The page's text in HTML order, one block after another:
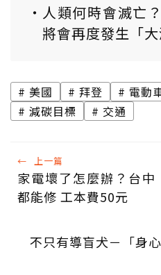
人類何時會滅亡
將會再度發生「大
美國 拜登 電動
減碳目標
交通
← 上一篇
家電壞了怎麼辦？台
都能修 工本費50元
不只有導盲犬－「身